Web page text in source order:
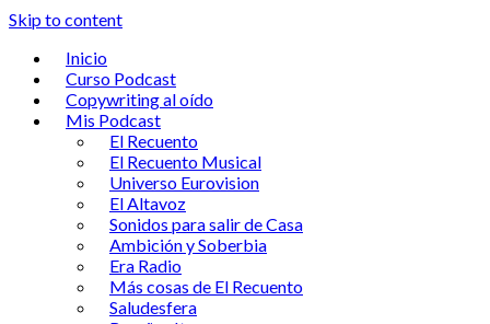
Skip to content
Inicio
Curso Podcast
Copywriting al oído
Mis Podcast
El Recuento
El Recuento Musical
Universo Eurovision
El Altavoz
Sonidos para salir de Casa
Ambición y Soberbia
Era Radio
Más cosas de El Recuento
Saludesfera